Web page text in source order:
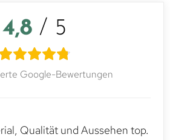
4,8 / 5
Google-Bewertungen
Qualität und Aussehen top.